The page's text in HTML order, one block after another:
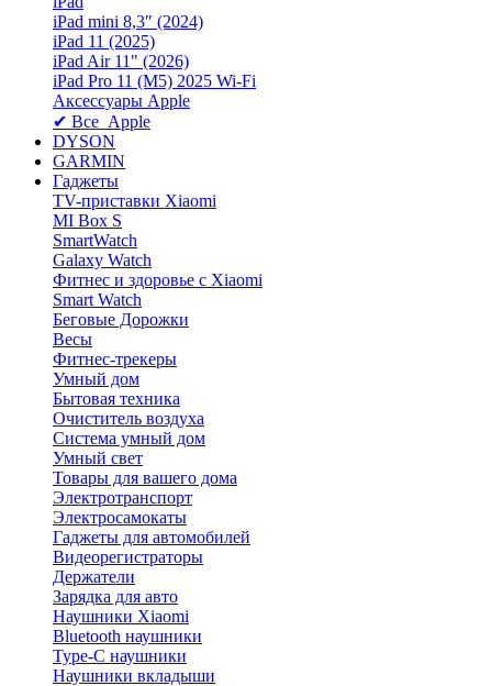
iPad mini 8,3″ (2024)
iPad 11 (2025)
iPad Air 11" (2026)
iPad Pro 11 (M5) 2025 Wi-Fi
Аксессуары Apple
✔ Все Apple
DYSON
GARMIN
Гаджеты
TV-приставки Xiaomi
MI Box S
SmartWatch
Galaxy Watch
Фитнес и здоровье с Xiaomi
Smart Watch
Беговые Дорожки
Весы
Фитнес-трекеры
Умный дом
Бытовая техника
Очиститель воздуха
Система умный дом
Умный свет
Товары для вашего дома
Электротранспорт
Электросамокаты
Гаджеты для автомобилей
Видеорегистраторы
Держатели
Зарядка для авто
Наушники Xiaomi
Bluetooth наушники
Type-C наушники
Наушники вкладыши